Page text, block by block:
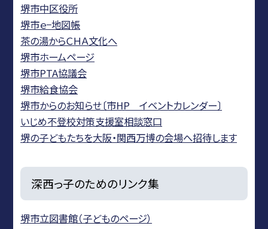
堺市中区役所
堺市ｅ−地図帳
茶の湯からＣＨＡ文化へ
堺市ホームページ
堺市PTA協議会
堺市給食協会
堺市からのお知らせ〔市HP イベントカレンダー〕
いじめ不登校対策支援室相談窓口
堺の子どもたちを大阪・関西万博の会場へ招待します
深西っ子のためのリンク集
堺市立図書館（子どものページ）